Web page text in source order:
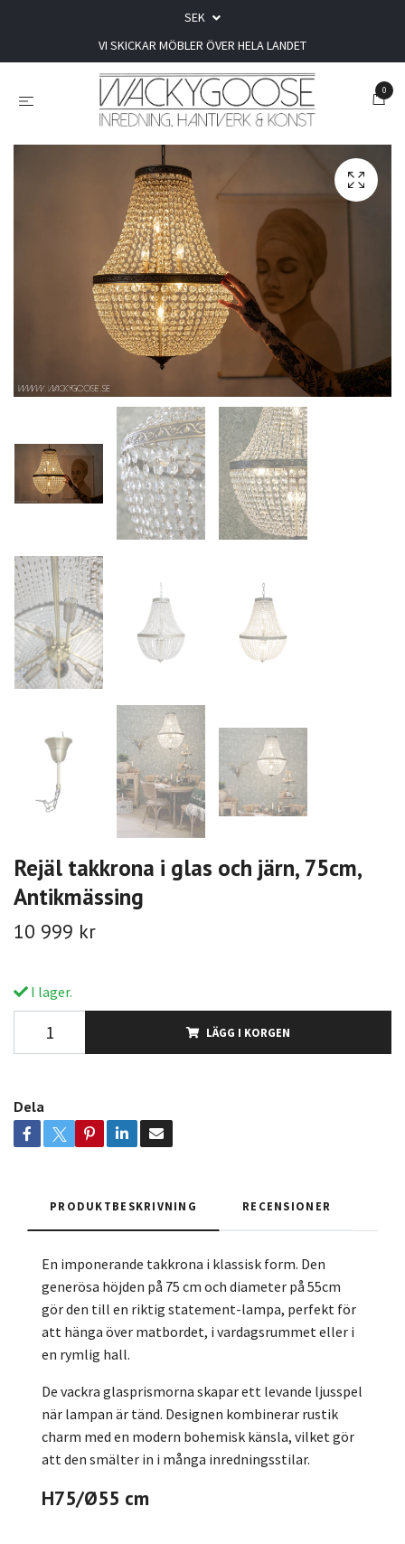
SEK
VI SKICKAR MÖBLER ÖVER HELA LANDET
0
Rejäl takkrona i glas och järn, 75cm,
Antikmässing
10 999 kr
I lager.
LÄGG I KORGEN
Dela
PRODUKTBESKRIVNING RECENSIONER
En imponerande takkrona i klassisk form. Den
generösa höjden på 75 cm och diameter på 55cm
gör den till en riktig statement-lampa, perfekt för
att hänga över matbordet, i vardagsrummet eller i
en rymlig hall.
De vackra glasprismorna skapar ett levande ljusspel
när lampan är tänd. Designen kombinerar rustik
charm med en modern bohemisk känsla, vilket gör
att den smälter in i många inredningsstilar.
H75/Ø55 cm